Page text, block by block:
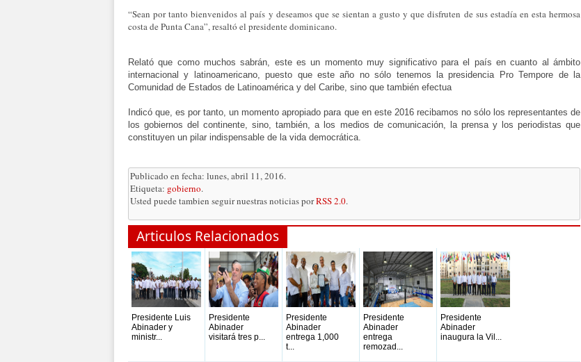
“Sean por tanto bienvenidos al país y deseamos que se sientan a gusto y que disfruten de sus estadía en esta hermosa
costa de Punta Cana”, resaltó el presidente dominicano.
Relató que como muchos sabrán, este es un momento muy significativo para el país en cuanto al ámbito
internacional y latinoamericano, puesto que este año no sólo tenemos la presidencia Pro Tempore de la
Comunidad de Estados de Latinoamérica y del Caribe, sino que también efectua
Indicó que, es por tanto, un momento apropiado para que en este 2016 recibamos no sólo los representantes de
los gobiernos del continente, sino, también, a los medios de comunicación, la prensa y los periodistas que
constituyen un pilar indispensable de la vida democrática.
Publicado en fecha: lunes, abril 11, 2016.
Etiqueta: gobierno.
Usted puede tambien seguir nuestras noticias porRSS 2.0.
Articulos Relacionados
Presidente Luis
Abinader y
ministr...
Presidente
Abinader
visitará tres p...
Presidente
Abinader
entrega 1,000
t...
Presidente
Abinader
entrega
remozad...
Presidente
Abinader
inaugura la Vil...